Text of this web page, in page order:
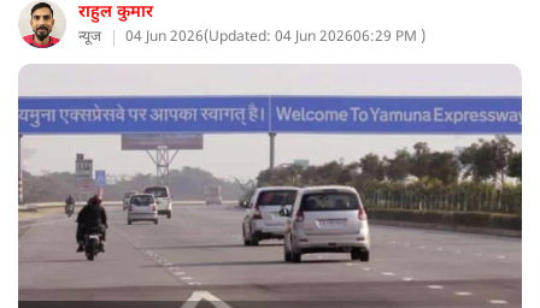
राहुल कुमार
न्यूज 04 Jun 2026(Updated: 04 Jun 202606:29 PM )